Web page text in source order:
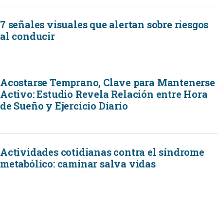
7 señales visuales que alertan sobre riesgos
al conducir
Acostarse Temprano, Clave para Mantenerse
Activo: Estudio Revela Relación entre Hora
de Sueño y Ejercicio Diario
Actividades cotidianas contra el síndrome
metabólico: caminar salva vidas